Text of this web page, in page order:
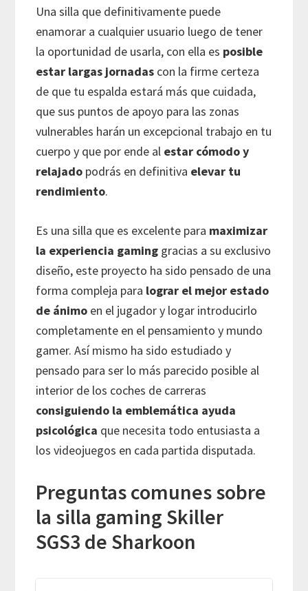
Una silla que definitivamente puede
enamorar a cualquier usuario luego de tener
la oportunidad de usarla, con ella es posible
estar largas jornadas con la firme certeza
de que tu espalda estará más que cuidada,
que sus puntos de apoyo para las zonas
vulnerables harán un excepcional trabajo en tu
cuerpo y que por ende al estar cómodo y
relajado podrás en definitiva elevar tu
rendimiento.
Es una silla que es excelente para maximizar
la experiencia gaming gracias a su exclusivo
diseño, este proyecto ha sido pensado de una
forma compleja para lograr el mejor estado
de ánimo en el jugador y logar introducirlo
completamente en el pensamiento y mundo
gamer. Así mismo ha sido estudiado y
pensado para ser lo más parecido posible al
interior de los coches de carreras
consiguiendo la emblemática ayuda
psicológica que necesita todo entusiasta a
los videojuegos en cada partida disputada.
Preguntas comunes sobre
la silla gaming Skiller
SGS3 de Sharkoon